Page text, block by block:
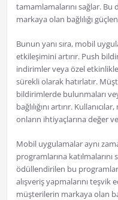
tamamlamalarını sağlar.
markaya olan bağlılığı
Bunun yanı sıra, mobil
etkileşimini artırır. Push
indirimler veya özel
sürekli olarak hatırlatır.
bildirimlerde bulunmaları
bağlılığını artırır.
onların ihtiyaçlarına değer
Mobil uygulamalar aynı
programlarına
ödüllendirilen bu
alışveriş yapmalarını teşvik
müşterilerin markaya olan